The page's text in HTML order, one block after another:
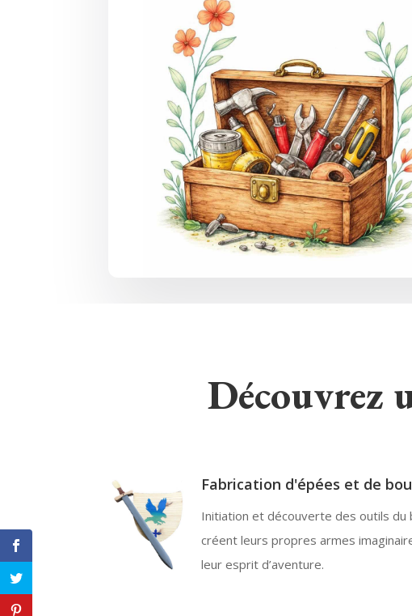
Découvrez
Fabrication d'épées et de
Initiation et découverte des outils du
créent leurs propres armes
leur esprit d’aventure.